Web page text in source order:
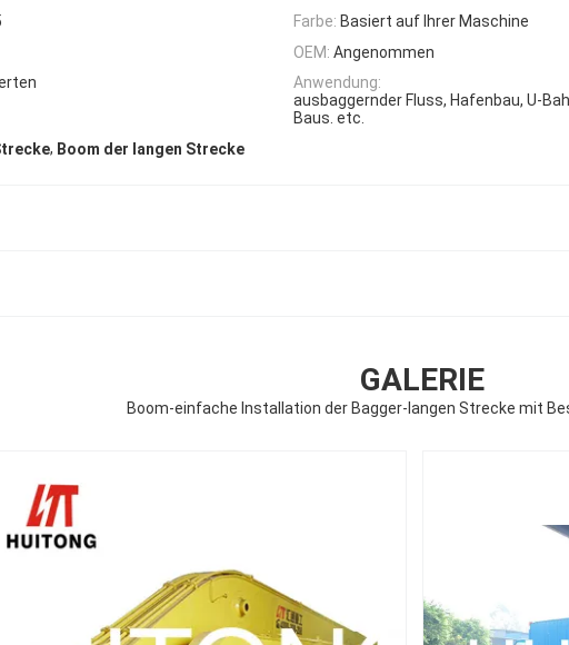
Farbe: Basiert auf Ihrer Maschine
OEM: Angenommen
Anwendung:
ausbaggernder Fluss, Hafenbau, U-
Baus. etc.
, Boom der langen Strecke
GALERIE
Boom-einfache Installation der Bagger-langen Strecke mit